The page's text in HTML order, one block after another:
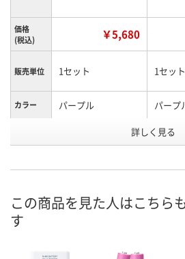
価格
(税込)
￥5,680
販売単位 1セット 1セット
カラー パープル パープ
充電池20本+充電器 充電池
RJ46093
在庫 8点 あり
詳しく見る
この商品を見た人はこちら
す